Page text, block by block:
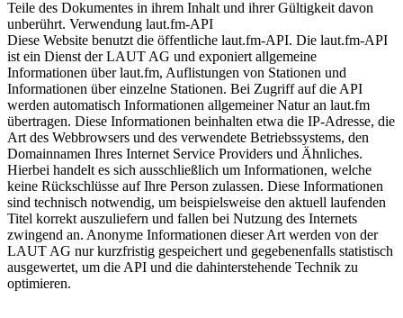
Teile des Dokumentes in ihrem Inhalt und ihrer Gültigkeit davon
unberührt. Verwendung laut.fm-API
Diese Website benutzt die öffentliche laut.fm-API. Die laut.fm-API
ist ein Dienst der LAUT AG und exponiert allgemeine
Informationen über laut.fm, Auflistungen von Stationen und
Informationen über einzelne Stationen. Bei Zugriff auf die API
werden automatisch Informationen allgemeiner Natur an laut.fm
übertragen. Diese Informationen beinhalten etwa die IP-Adresse, die
Art des Webbrowsers und des verwendete Betriebssystems, den
Domainnamen Ihres Internet Service Providers und Ähnliches.
Hierbei handelt es sich ausschließlich um Informationen, welche
keine Rückschlüsse auf Ihre Person zulassen. Diese Informationen
sind technisch notwendig, um beispielsweise den aktuell laufenden
Titel korrekt auszuliefern und fallen bei Nutzung des Internets
zwingend an. Anonyme Informationen dieser Art werden von der
LAUT AG nur kurzfristig gespeichert und gegebenenfalls statistisch
ausgewertet, um die API und die dahinterstehende Technik zu
optimieren.